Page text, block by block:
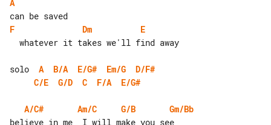
A
F
Dm
E
solo A B/A E/G# Em/G
D/F#
C/E
G/D C F/A E/G#
A/C# Am/C G/B
Gm/Bb